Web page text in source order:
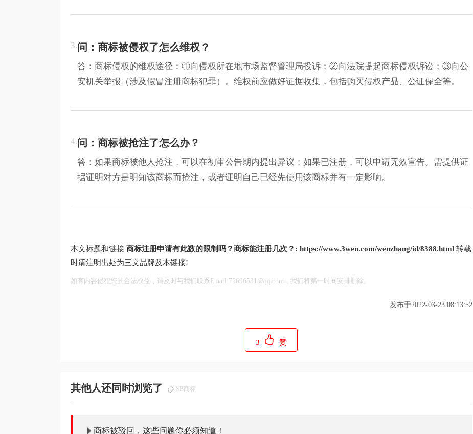
3.问：商标被侵权了怎么维权？
答：商标侵权的维权途径：①向侵权所在地市场监督管理局投诉；②向法院提起商标侵权诉讼；③向公
安机关举报（涉及假冒注册商标犯罪）。维权前应做好证据收集，包括购买侵权产品、公证保全等。
4.问：商标被抢注了怎么办？
答：如果商标被他人抢注，可以在初审公告期内提出异议；如果已注册，可以申请无效宣告。需提供证
据证明对方是明知该商标而抢注，或者证明自己已经先使用该商标并有一定影响。
本文标题和链接 商标注册申请有此数的限制吗？商标能注册几次？: https://www.3wen.com/wenzhang/id/8388.html转载
时请注明出处为三文品牌及本链接!
如有内容侵犯您的合法权益，请及时与我们联系Email:75696531@qq.com，我们将第一时间安排删除。
发布于2022-03-23 08:13:52
3 赞
其他人还同时浏览了 SB商标
商标被驳回，这些问题你必须知道！